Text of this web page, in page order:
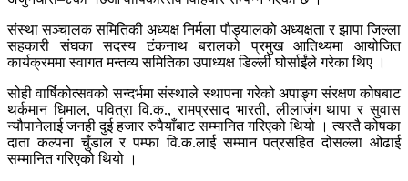
संस्था सञ्चालक समितिकी अध्यक्ष निर्मला पौड्यालको अध्यक्षता र झापा जिल्ला
सहकारी संघका सदस्य टंकनाथ बरालको प्रमुख आतिथ्यमा आयोजित
कार्यक्रममा स्वागत मन्तव्य समितिका उपाध्यक्ष डिल्ली घोर्साईंले गरेका थिए ।
सोही वार्षिकोत्सवको सन्दर्भमा संस्थाले स्थापना गरेको अपाङ्ग संरक्षण कोषबाट
थर्कमान धिमाल, पवित्रा वि.क., रामप्रसाद भारती, लीलाजंग थापा र सुवास
न्यौपानेलाई जनही दुई हजार रुपैयाँबाट सम्मानित गरिएको थियो । त्यस्तै कोषका
दाता कल्पना चुँडाल र पम्फा वि.क.लाई सम्मान पत्रसहित दोसल्ला ओढाई
सम्मानित गरिएको थियो ।